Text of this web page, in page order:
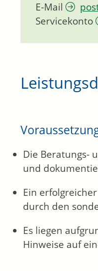
E-Mail
Servicekonto
Die Beratungs-
und
Ein
durch den
Es liegen
Hinweise auf